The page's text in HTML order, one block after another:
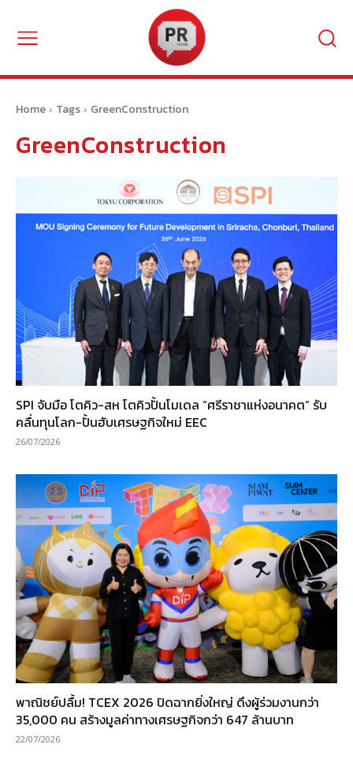
Home Tags GreenConstruction
GreenConstruction
SPI จับมือ โตคิว-สห โตคิวปั้นโมเดล “ศรีราชาแห่งอนาคต” รับ
คลื่นทุนโลก-ปั้นฮับเศรษฐกิจใหม่ EEC
26/07/2026
พาณิชย์ปลื้ม! TCEX 2026 ปิดฉากยิ่งใหญ่ ดึงผู้ร่วมงานกว่า
35,000 คน สร้างมูลค่าทางเศรษฐกิจกว่า 647 ล้านบาท
22/07/2026